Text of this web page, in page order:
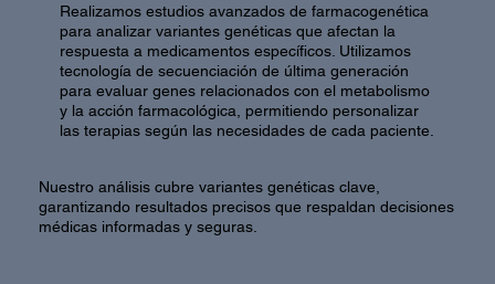
Realizamos estudios avanzados de farmacogenética
para analizar variantes genéticas que afectan la
respuesta a medicamentos específicos. Utilizamos
tecnología de secuenciación de última generación
para evaluar genes relacionados con el metabolismo
y la acción farmacológica, permitiendo personalizar
las terapias según las necesidades de cada paciente.
Nuestro análisis cubre variantes genéticas clave,
garantizando resultados precisos que respaldan decisiones
médicas informadas y seguras.